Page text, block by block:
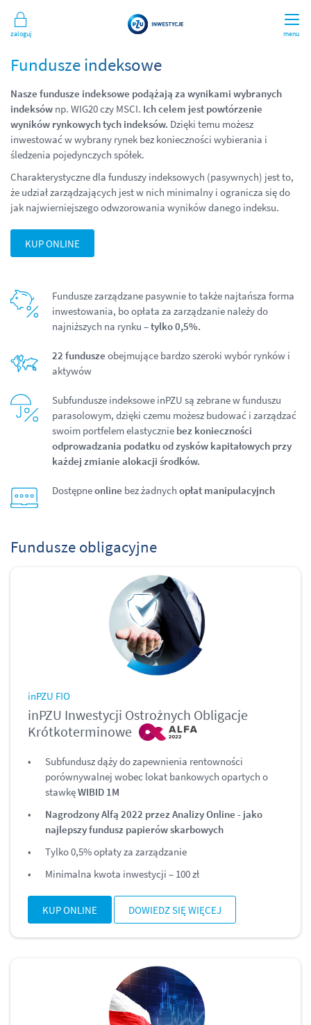
menu
Zaloguj
Fundusze indeksowe
Nasze fundusze indeksowe podążają za wynikami wybranych
indeksów np. WIG20 czy MSCI. Ich celem jest powtórzenie
wyników rynkowych tych indeksów. Dzięki temu możesz
inwestować w wybrany rynek bez konieczności wybierania i
śledzenia pojedynczych spółek.
Charakterystyczne dla funduszy indeksowych (pasywnych) jest to,
że udział zarządzających jest w nich minimalny i ogranicza się do
jak najwierniejszego odwzorowania wyników danego indeksu.
KUP ONLINE
Fundusze zarządzane pasywnie to także najtańsza forma
inwestowania, bo opłata za zarządzanie należy do
najniższych na rynku –tylko 0,5%.
22 fundusze obejmujące bardzo szeroki wybór rynków i
aktywów
Subfundusze indeksowe inPZU są zebrane w funduszu
parasolowym, dzięki czemu możesz budować i zarządzać
swoim portfelem elastycznie bez konieczności
odprowadzania podatku od zysków kapitałowych przy
każdej zmianie alokacji środków.
Dostępneonline bez żadnych opłat manipulacyjnch
Fundusze obligacyjne
inPZU FIO
inPZU Inwestycji Ostrożnych Obligacje
Krótkoterminowe
Subfundusz dąży do zapewnienia rentowności
porównywalnej wobec lokat bankowych opartych o
stawkęWIBID 1M
Nagrodzony Alfą 2022 przez Analizy Online - jako
najlepszy fundusz papierów skarbowych
Tylko 0,5% opłaty za zarządzanie
Minimalna kwota inwestycji – 100 zł
KUP ONLINE DOWIEDZ SIĘ WIĘCEJ